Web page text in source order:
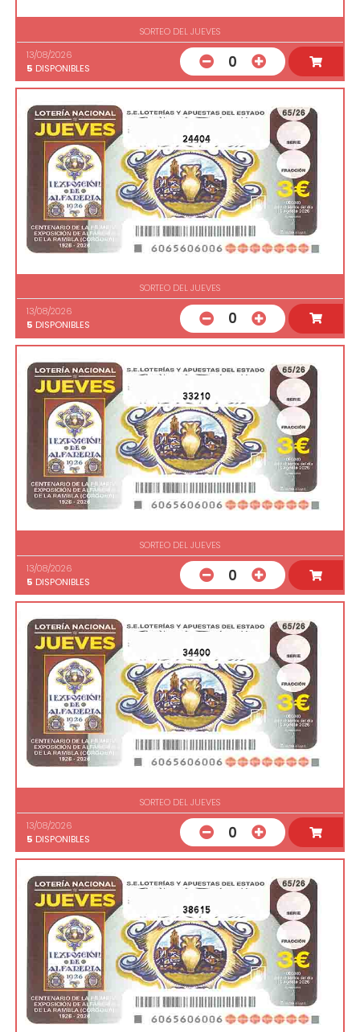
SORTEO DEL JUEVES
13/08/2026
5 DISPONIBLES 0
24404
SORTEO DEL JUEVES
13/08/2026
5 DISPONIBLES 0
33210
SORTEO DEL JUEVES
13/08/2026
5 DISPONIBLES 0
34400
SORTEO DEL JUEVES
13/08/2026
5 DISPONIBLES 0
38615